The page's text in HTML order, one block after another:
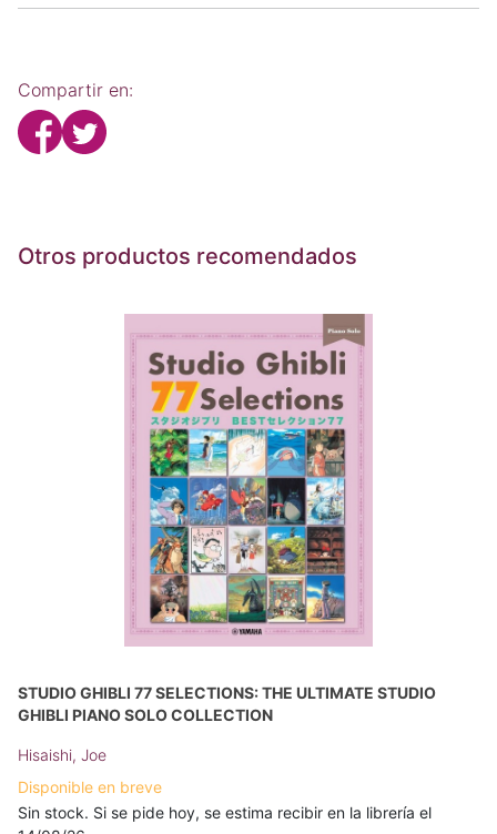
Compartir en:
Otros productos recomendados
STUDIO GHIBLI 77 SELECTIONS: THE ULTIMATE STUDIO
GHIBLI PIANO SOLO COLLECTION
Hisaishi, Joe
Disponible en breve
Sin stock. Si se pide hoy, se estima recibir en la librería el